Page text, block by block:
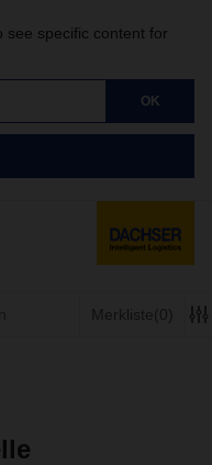
see specific content for
OK
Merkliste(0)